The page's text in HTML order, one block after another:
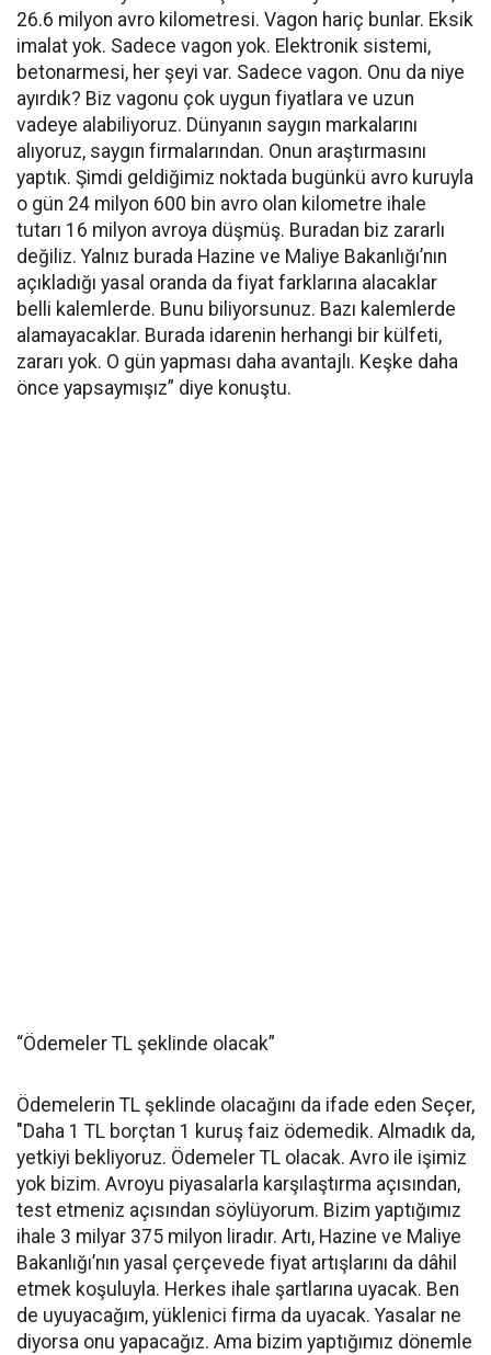
26.6 milyon avro kilometresi. Vagon hariç bunlar. Eksik
imalat yok. Sadece vagon yok. Elektronik sistemi,
betonarmesi, her şeyi var. Sadece vagon. Onu da niye
ayırdık? Biz vagonu çok uygun fiyatlara ve uzun
vadeye alabiliyoruz. Dünyanın saygın markalarını
alıyoruz, saygın firmalarından. Onun araştırmasını
yaptık. Şimdi geldiğimiz noktada bugünkü avro kuruyla
o gün 24 milyon 600 bin avro olan kilometre ihale
tutarı 16 milyon avroya düşmüş. Buradan biz zararlı
değiliz. Yalnız burada Hazine ve Maliye Bakanlığı’nın
açıkladığı yasal oranda da fiyat farklarına alacaklar
belli kalemlerde. Bunu biliyorsunuz. Bazı kalemlerde
alamayacaklar. Burada idarenin herhangi bir külfeti,
zararı yok. O gün yapması daha avantajlı. Keşke daha
önce yapsaymışız” diye konuştu.
“Ödemeler TL şeklinde olacak”
Ödemelerin TL şeklinde olacağını da ifade eden Seçer,
"Daha 1 TL borçtan 1 kuruş faiz ödemedik. Almadık da,
yetkiyi bekliyoruz. Ödemeler TL olacak. Avro ile işimiz
yok bizim. Avroyu piyasalarla karşılaştırma açısından,
test etmeniz açısından söylüyorum. Bizim yaptığımız
ihale 3 milyar 375 milyon liradır. Artı, Hazine ve Maliye
Bakanlığı’nın yasal çerçevede fiyat artışlarını da dâhil
etmek koşuluyla. Herkes ihale şartlarına uyacak. Ben
de uyuyacağım, yüklenici firma da uyacak. Yasalar ne
diyorsa onu yapacağız. Ama bizim yaptığımız dönemle